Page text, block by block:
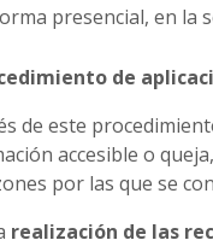
presencial, en la
de
de este
accesible o
por las que se
realización de las